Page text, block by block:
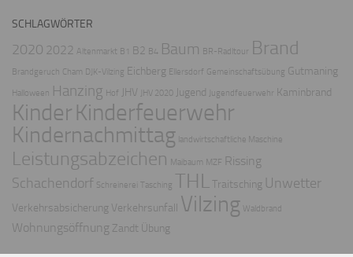
SCHLAGWÖRTER
2020 2022 Altenmarkt B1 B2 B4 Baum BR-Radltour Brand
Brandgeruch Cham DJK-Vilzing Eichberg Ellersdorf Gemeinschaftsübung Gutmaning
Halloween Hanzing Hof JHV JHV 2020 Jugend Jugendfeuerwehr Kaminbrand
Kinder Kinderfeuerwehr
Kindernachmittag landwirtschaftliche Maschine
Leistungsabzeichen Maibaum MZF Rissing
Schachendorf Schreinerei Tasching THLTraitsching Unwetter
Verkehrsabsicherung Verkehrsunfall Vilzing Waldbrand
Wohnungsöffnung Zandt Übung